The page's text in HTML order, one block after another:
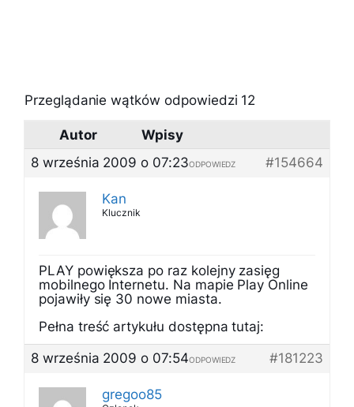
Przeglądanie wątków odpowiedzi 12
Autor
Wpisy
8 września 2009 o 07:23
#154664
ODPOWIEDZ
Kan
Klucznik
PLAY powiększa po raz kolejny zasięg
mobilnego Internetu. Na mapie Play Online
pojawiły się 30 nowe miasta.
Pełna treść artykułu dostępna tutaj:
8 września 2009 o 07:54
#181223
ODPOWIEDZ
gregoo85